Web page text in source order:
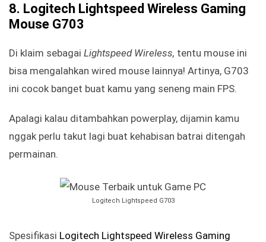
8. Logitech Lightspeed Wireless Gaming
Mouse G703
Di klaim sebagai Lightspeed Wireless, tentu mouse ini
bisa mengalahkan wired mouse lainnya! Artinya, G703
ini cocok banget buat kamu yang seneng main FPS.
Apalagi kalau ditambahkan powerplay, dijamin kamu
nggak perlu takut lagi buat kehabisan batrai ditengah
permainan.
Logitech Lightspeed G703
Spesifikasi Logitech Lightspeed Wireless Gaming